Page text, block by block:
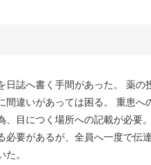
日誌へ書く手間があった。 薬の
間違いがあっては困る。 重患へ
、目につく場所への記載が必要
必要があるが、全員へ一度で伝
た。